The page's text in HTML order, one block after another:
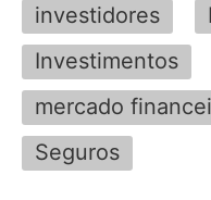
investidores
Investimentos
mercado
Seguros